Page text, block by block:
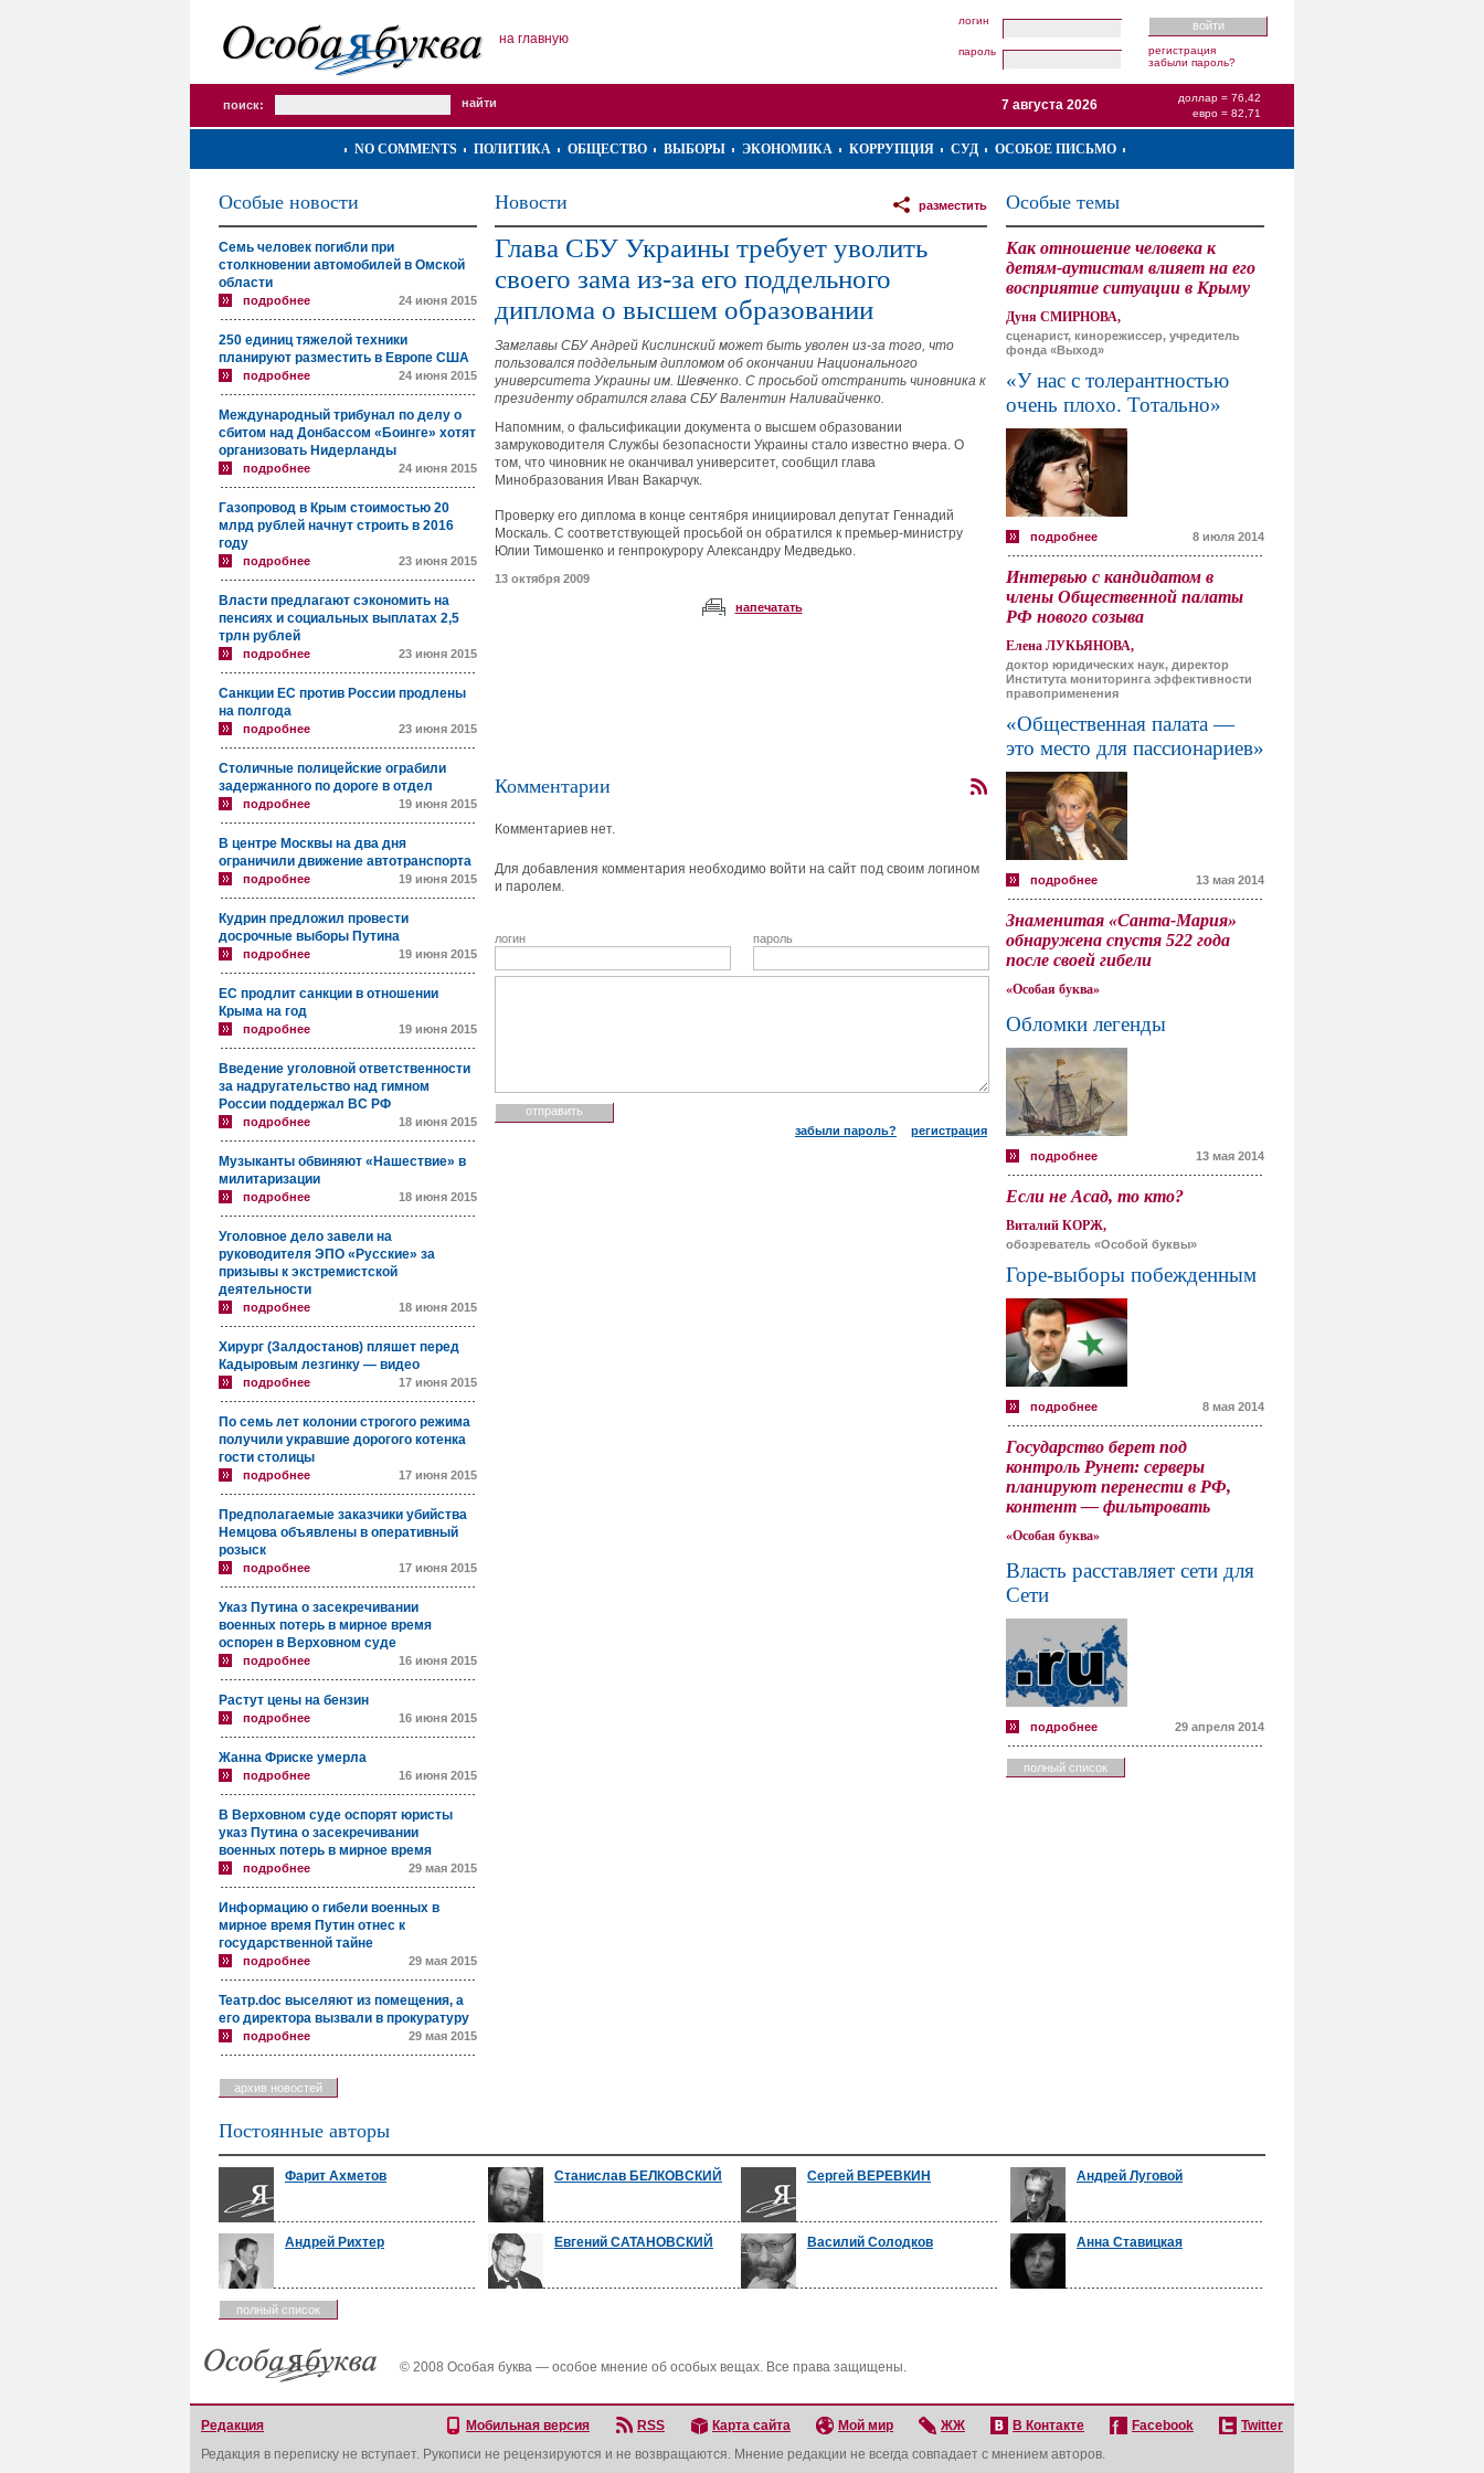
на главную
логин
пароль
регистрация
забыли пароль?
поиск:
доллар = 76,42
евро = 82,71
7 августа 2026
NO COMMENTS ПОЛИТИКА ОБЩЕСТВО ВЫБОРЫ ЭКОНОМИКА КОРРУПЦИЯ СУД ОСОБОЕ ПИСЬМО
Особые новости
Семь человек погибли при
столкновении автомобилей в Омской
области
подробнее 24 июня 2015
250 единиц тяжелой техники
планируют разместить в Европе США
подробнее 24 июня 2015
Международный трибунал по делу о
сбитом над Донбассом «Боинге» хотят
организовать Нидерланды
подробнее 24 июня 2015
Газопровод в Крым стоимостью 20
млрд рублей начнут строить в 2016
году
подробнее 23 июня 2015
Власти предлагают сэкономить на
пенсиях и социальных выплатах 2,5
трлн рублей
подробнее 23 июня 2015
Санкции ЕС против России продлены
на полгода
подробнее 23 июня 2015
Столичные полицейские ограбили
задержанного по дороге в отдел
подробнее 19 июня 2015
В центре Москвы на два дня
ограничили движение автотранспорта
подробнее 19 июня 2015
Кудрин предложил провести
досрочные выборы Путина
подробнее 19 июня 2015
ЕС продлит санкции в отношении
Крыма на год
подробнее 19 июня 2015
Введение уголовной ответственности
за надругательство над гимном
России поддержал ВС РФ
подробнее 18 июня 2015
Музыканты обвиняют «Нашествие» в
милитаризации
подробнее 18 июня 2015
Уголовное дело завели на
руководителя ЭПО «Русские» за
призывы к экстремистской
деятельности
подробнее 18 июня 2015
Хирург (Залдостанов) пляшет перед
Кадыровым лезгинку — видео
подробнее 17 июня 2015
По семь лет колонии строгого режима
получили укравшие дорогого котенка
гости столицы
подробнее 17 июня 2015
Предполагаемые заказчики убийства
Немцова объявлены в оперативный
розыск
подробнее 17 июня 2015
Указ Путина о засекречивании
военных потерь в мирное время
оспорен в Верховном суде
подробнее 16 июня 2015
Растут цены на бензин
подробнее 16 июня 2015
Жанна Фриске умерла
подробнее 16 июня 2015
В Верховном суде оспорят юристы
указ Путина о засекречивании
военных потерь в мирное время
подробнее 29 мая 2015
Информацию о гибели военных в
мирное время Путин отнес к
государственной тайне
подробнее 29 мая 2015
Театр.doc выселяют из помещения, а
его директора вызвали в прокуратуру
подробнее 29 мая 2015
архив новостей
Новости разместить
Глава СБУ Украины требует уволить
своего зама из-за его поддельного
диплома о высшем образовании
Замглавы СБУ Андрей Кислинский может быть уволен из-за того, что
пользовался поддельным дипломом об окончании Национального
университета Украины им. Шевченко. С просьбой отстранить чиновника к
президенту обратился глава СБУ Валентин Наливайченко.
Напомним, о фальсификации документа о высшем образовании
замруководителя Службы безопасности Украины стало известно вчера. О
том, что чиновник не оканчивал университет, сообщил глава
Минобразования Иван Вакарчук.
Проверку его диплома в конце сентября инициировал депутат Геннадий
Москаль. С соответствующей просьбой он обратился к премьер-министру
Юлии Тимошенко и генпрокурору Александру Медведько.
13 октября 2009
напечатать
Комментарии
Комментариев нет.
Для добавления комментария необходимо войти на сайт под своим логином
и паролем.
логин пароль
забыли пароль? регистрация
Особые темы
Как отношение человека к
детям-аутистам влияет на его
восприятие ситуации в Крыму
Дуня СМИРНОВА,
сценарист, кинорежиссер, учредитель
фонда «Выход»
«У нас с толерантностью
очень плохо. Тотально»
подробнее 8 июля 2014
Интервью с кандидатом в
члены Общественной палаты
РФ нового созыва
Елена ЛУКЬЯНОВА,
доктор юридических наук, директор
Института мониторинга эффективности
правоприменения
«Общественная палата —
это место для пассионариев»
подробнее 13 мая 2014
Знаменитая «Санта-Мария»
обнаружена спустя 522 года
после своей гибели
«Особая буква»
Обломки легенды
подробнее 13 мая 2014
Если не Асад, то кто?
Виталий КОРЖ,
обозреватель «Особой буквы»
Горе-выборы побежденным
подробнее 8 мая 2014
Государство берет под
контроль Рунет: серверы
планируют перенести в РФ,
контент — фильтровать
«Особая буква»
Власть расставляет сети для
Сети
подробнее 29 апреля 2014
полный список
Постоянные авторы
Фарит Ахметов Станислав БЕЛКОВСКИЙ Сергей ВЕРЕВКИН Андрей Луговой
Андрей Рихтер Евгений САТАНОВСКИЙ Василий Солодков Анна Ставицкая
полный список
© 2008 Особая буква — особое мнение об особых вещах. Все права защищены.
Редакция Мобильная версия RSS Карта сайта Мой мир ЖЖ В Контакте Facebook
Twitter
Редакция в переписку не вступает. Рукописи не рецензируются и не возвращаются. Мнение редакции не всегда совпадает с мнением авторов.